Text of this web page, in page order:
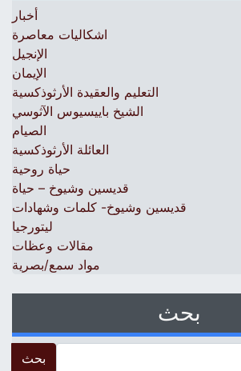
أخبار
اشكاليات معاصرة
الإنجيل
الإيمان
التعليم والعقيدة الأرثوذكسية
الشيخ باييسيوس الآثوسي
الصيام
العائلة الأرثوذكسية
حياة روحية
قديسين وشيوخ – حياة
قديسين وشيوخ- كلمات وشهادات
ليتورجيا
مقالات وعظات
مواد سمع/بصرية
بحث